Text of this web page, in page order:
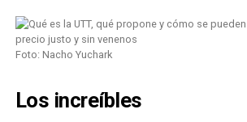
Foto: Nacho Yuchark
Los increíbles